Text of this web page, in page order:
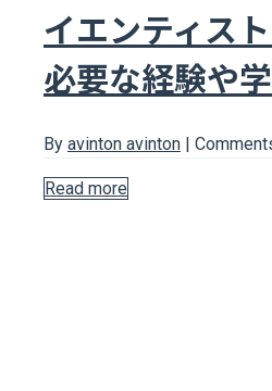
イエンティス
必要な経験や
By avinton avinton
Read more